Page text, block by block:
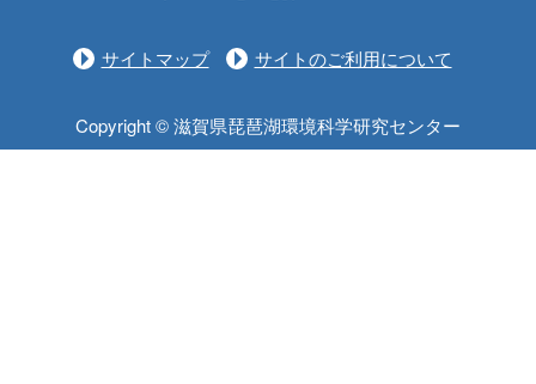
サイトマップ サイトのご利用について
Copyright © 滋賀県琵琶湖環境科学研究センター